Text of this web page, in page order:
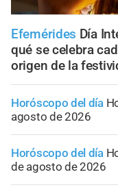
Efemérides Día
qué se celebra
origen de la
Horóscopo del día
agosto de 2026
Horóscopo del día
de agosto de 2026